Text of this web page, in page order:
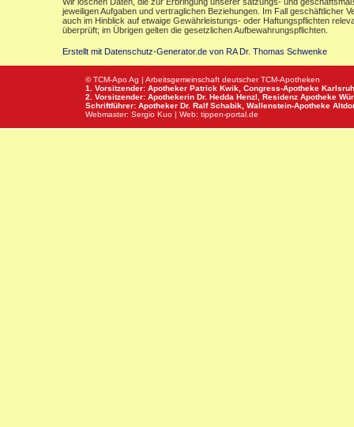
jeweiligen Aufgaben und vertraglichen Beziehungen. Im Fall geschäftlicher
auch im Hinblick auf etwaige Gewährleistungs- oder Haftungspflichten
überprüft; im Übrigen gelten die gesetzlichen Aufbewahrungspflichten.
Erstellt mit Datenschutz-Generator.de von RA Dr. Thomas Schwenke
© TCM-Apo Ag | Arbeitsgemeinschaft deutscher TCM-Apotheken
1. Vorsitzender: Apotheker Patrick Kwik, Congress-Apotheke
2. Vorsitzender: Apothekerin Dr. Hedda Henzl, Residenz Apotheke
Schriftführer: Apotheker Dr. Ralf Schabik, Wallenstein-Apotheke
Webmaster: Sergio Kuo | Web: tippen-portal.de